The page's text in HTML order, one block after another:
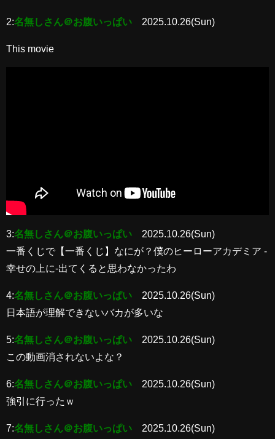
2:名無しさん＠お腹いっぱい 2025.10.26(Sun)
This movie
3:名無しさん＠お腹いっぱい
2025.10.26(Sun)
一番くじで【一番くじ】なにが？僕のヒーローアカデミア -
幸せの上に-出てくると思わなかったわ
4:名無しさん＠お腹いっぱい
2025.10.26(Sun)
日本語が理解できないバカが多いな
5:名無しさん＠お腹いっぱい
2025.10.26(Sun)
この動画消されないよな？
6:名無しさん＠お腹いっぱい
2025.10.26(Sun)
強引に行ったｗ
7:名無しさん＠お腹いっぱい
2025.10.26(Sun)